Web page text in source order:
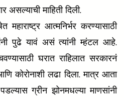
असल्याची माहिती दिली.
महाराष्ट्र आत्मनिर्भर करण्यासाठी
पुढे यावं असं त्यांनी म्हंटल आहे.
घरात राहिलात सरकारनं
कोरोनाशी लढा दिला. मात्र आता
ग्रीन झोनमधल्या माणसांनी